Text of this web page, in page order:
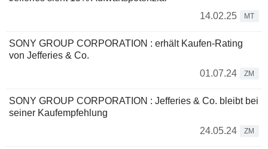
14.02.25
MT
SONY GROUP CORPORATION : erhält Kaufen-Rating
von Jefferies & Co.
01.07.24
ZM
SONY GROUP CORPORATION : Jefferies & Co. bleibt bei
seiner Kaufempfehlung
24.05.24
ZM